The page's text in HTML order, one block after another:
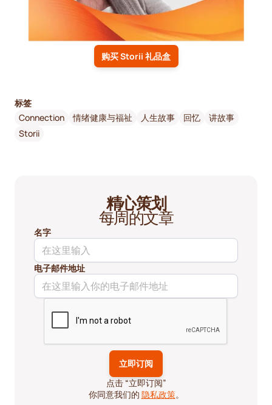
购买 Storii 礼品盒
标签
Connection
情绪健康与福祉 人生故事 回忆
讲故事
Storii
精心策划
每周的文章
名字
电子邮件地址
点击 “立即订阅”
你同意我们的 隐私政策。